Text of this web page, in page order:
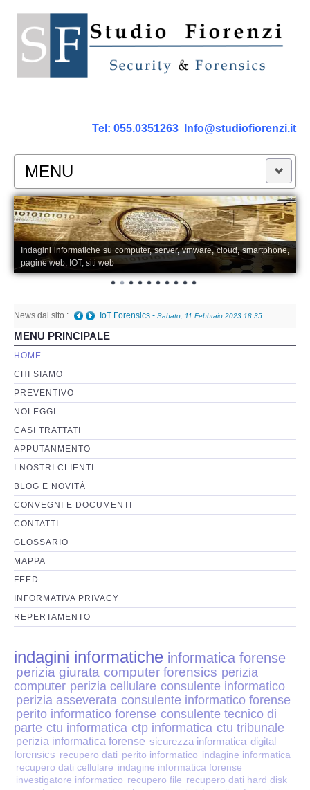
Tel: 055.0351263 Info@studiofiorenzi.it
MENU
PERIZIE
Perizia Computer
Perizia Smartphone Tablet,Cell.
Perizia Rete dati
Perizia Basi di Dati
Perizia Immagini e Video
Perzia su Software/Programmi
Perizia Fonica e Trascrizioni
Perizia su Social Network
Perizia Web Reputation
Perizia Host e Mainframe
Perizia Contratti ICT
Perizia Disp. Elettronici
Perizia Stalking
Perizia Cyber Bullismo
Incarichi CTU e CTP
Perizia Centralini PBX e VOIP
Indagini informatiche su computer, server, vmware, cloud, smartphone,
pagine web, IOT, siti web
News dal sito : IoT Forensics - Sabato, 11 Febbraio 2023 18:35
MENU PRINCIPALE
HOME
CHI SIAMO
PREVENTIVO
NOLEGGI
CASI TRATTATI
APPUTANMENTO
I NOSTRI CLIENTI
BLOG E NOVITÀ
CONVEGNI E DOCUMENTI
CONTATTI
GLOSSARIO
MAPPA
FEED
INFORMATIVA PRIVACY
REPERTAMENTO
indagini informatiche informatica forense
perizia giurata computer forensics perizia
computer perizia cellulare consulente informatico
perizia asseverata consulente informatico forense
perito informatico forense consulente tecnico di
parte ctu informatica ctp informatica ctu tribunale
perizia informatica forense sicurezza informatica digital
forensics recupero dati perito informatico indagine informatica
recupero dati cellulare indagine informatica forense
investigatore informatico recupero file recupero dati hard disk